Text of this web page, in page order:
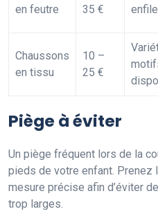
en feutre 35 €
Chaussons
en tissu
10 –
25 €
Piège à éviter
Un piège fréquent lors de la
pieds de votre enfant. Prenez
mesure précise afin d’éviter
trop larges.